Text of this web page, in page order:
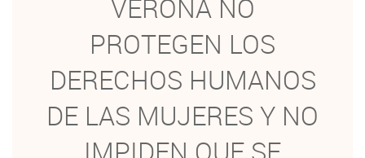
VERONA NO
PROTEGEN LOS
DERECHOS HUMANOS
DE LAS MUJERES Y NO
IMPIDEN QUE SE